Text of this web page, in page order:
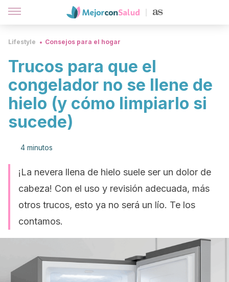
Lifestyle Consejos para el hogar
Trucos para que el
congelador no se llene de
hielo (y cómo limpiarlo si
sucede)
4 minutos
¡La nevera llena de hielo suele ser un dolor de
cabeza! Con el uso y revisión adecuada, más
otros trucos, esto ya no será un lío. Te los
contamos.